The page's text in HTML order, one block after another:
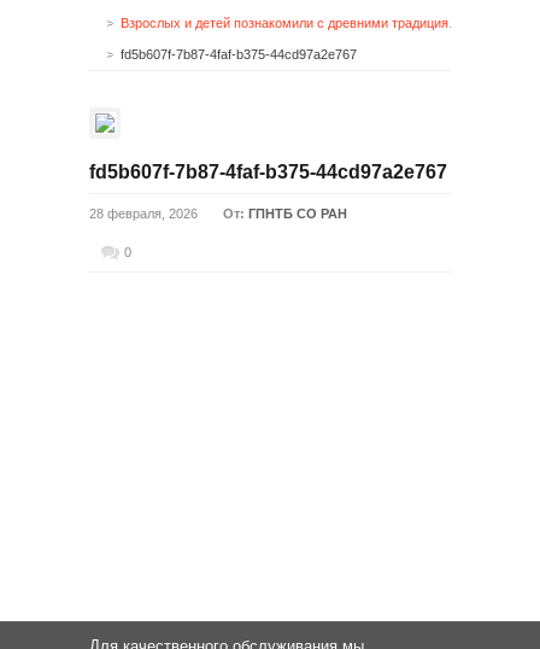
fd5b607f-7b87-4faf-b375-44cd97a2e767
fd5b607f-7b87-4faf-b375-44cd97a2e767
28 февраля, 2026 От: ГПНТБ СО РАН
0